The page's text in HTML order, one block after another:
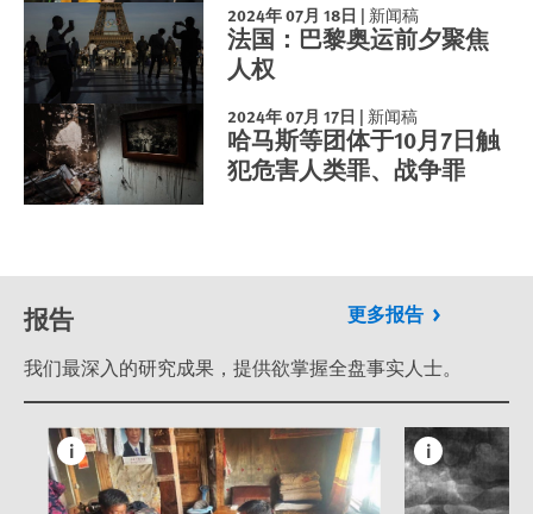
2024年 07月 18日 | 新闻稿
法国：巴黎奥运前夕聚焦
人权
2024年 07月 17日 | 新闻稿
哈马斯等团体于10月7日触
犯危害人类罪、战争罪
报告 更多报告
我们最深入的研究成果，提供欲掌握全盘事实人士。